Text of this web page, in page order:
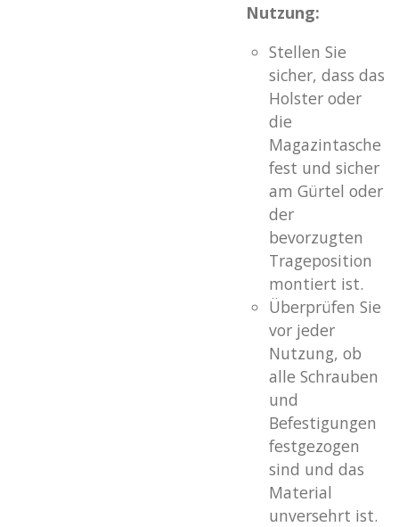
Nutzung:
Stellen Sie
sicher, dass das
Holster oder
die
Magazintasche
fest und sicher
am Gürtel oder
der
bevorzugten
Trageposition
montiert ist.
Überprüfen Sie
vor jeder
Nutzung, ob
alle Schrauben
und
Befestigungen
festgezogen
sind und das
Material
unversehrt ist.